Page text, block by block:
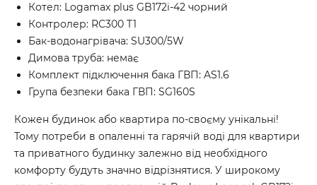
Котел: Logamax plus GB172i-42 чорний
Контролер: RC300 T1
Бак-водонагрівача: SU300/5W
Димова труба: немає
Комплект підключення бака ГВП: AS1.6
Група безпеки бака ГВП: SG160S
Кожен будинок або квартира по-своєму унікальні!
Тому потреби в опаленні та гарячій воді для квартири
та приватного будинку залежно від необхідного
комфорту будуть значно відрізнятися. У широкому